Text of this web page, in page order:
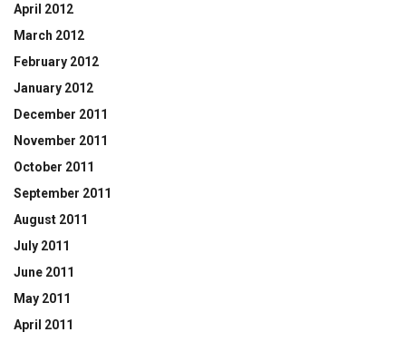
April 2012
March 2012
February 2012
January 2012
December 2011
November 2011
October 2011
September 2011
August 2011
July 2011
June 2011
May 2011
April 2011